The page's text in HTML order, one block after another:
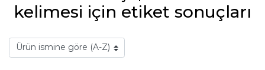
kelimesi için etiket sonuçları